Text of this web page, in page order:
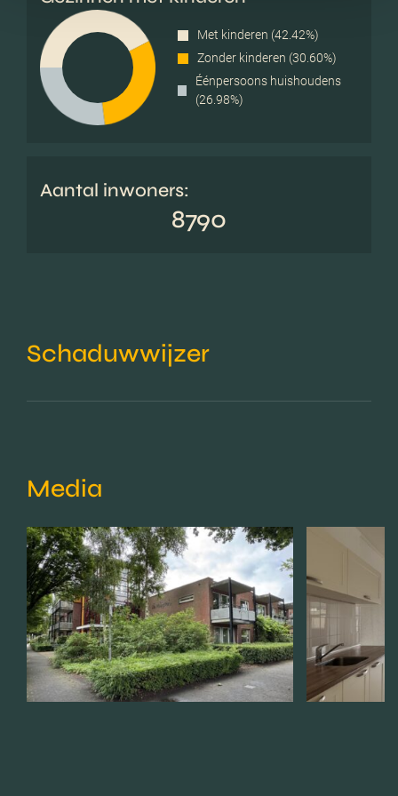
Met kinderen (42.42%)
Zonder kinderen (30.60%)
Éénpersoons huishoudens
(26.98%)
Aantal inwoners:
8790
Schaduwwijzer
Media